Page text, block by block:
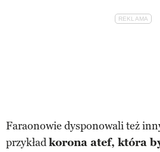
Faraonowie dysponowali też
przykładkorona atef, która